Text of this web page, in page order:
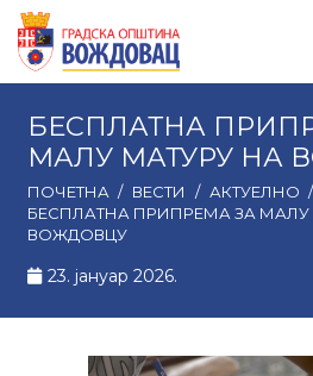
БЕСПЛАТНА
МАЛУ МАТУРУ НА
ПОЧЕТНА / ВЕСТИ / АКТУЕЛНО /
БЕСПЛАТНА ПРИПРЕМА ЗА МАЛУ
ВОЖДОВЦУ
23. јануар 2026.